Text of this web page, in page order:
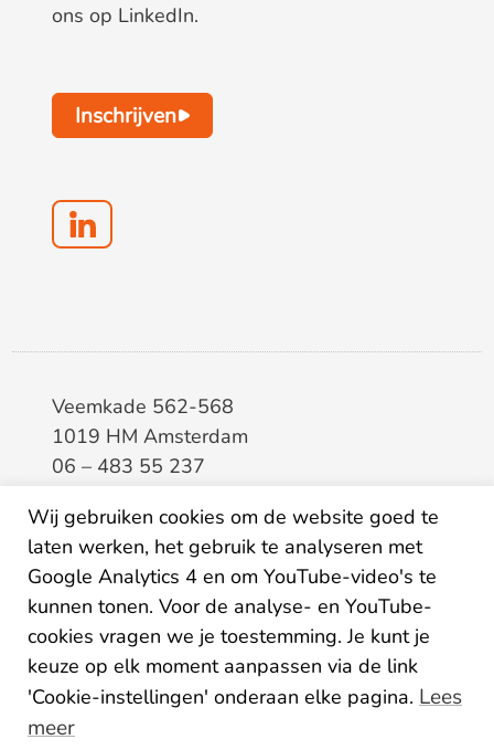
ons op LinkedIn.
Inschrijven
Veemkade 562-568
1019 HM Amsterdam
06 – 483 55 237
BTW8133.20.343.B.01
KvK34207150
IBANNL26ABNA0507435125
Wij gebruiken cookies om de website goed te
laten werken, het gebruik te analyseren met
Google Analytics 4 en om YouTube-video's te
kunnen tonen. Voor de analyse- en YouTube-
cookies vragen we je toestemming. Je kunt je
keuze op elk moment aanpassen via de link
'Cookie-instellingen' onderaan elke pagina. Lees
meer